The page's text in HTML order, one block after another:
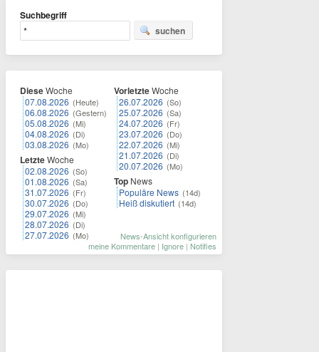
Suchbegriff
suchen
DieseWoche
07.08.2026 (Heute)
06.08.2026 (Gestern)
05.08.2026 (Mi)
04.08.2026 (Di)
03.08.2026 (Mo)
LetzteWoche
02.08.2026 (So)
01.08.2026 (Sa)
31.07.2026 (Fr)
30.07.2026 (Do)
29.07.2026 (Mi)
28.07.2026 (Di)
27.07.2026 (Mo)
VorletzteWoche
26.07.2026 (So)
25.07.2026 (Sa)
24.07.2026 (Fr)
23.07.2026 (Do)
22.07.2026 (Mi)
21.07.2026 (Di)
20.07.2026 (Mo)
Top News
Populäre News (14d)
Heiß diskutiert (14d)
News-Ansicht konfigurieren
meine Kommentare | Ignore | Notifies